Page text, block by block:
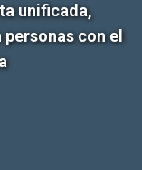
unificada,
personas con el